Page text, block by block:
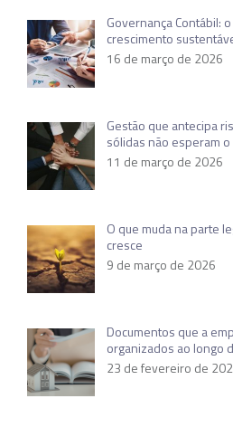
Governança Contábil:
crescimento
16 de março de 2026
Gestão que antecipa
sólidas não esperam
11 de março de 2026
O que muda na parte
cresce
9 de março de 2026
Documentos que a
organizados ao longo
23 de fevereiro de